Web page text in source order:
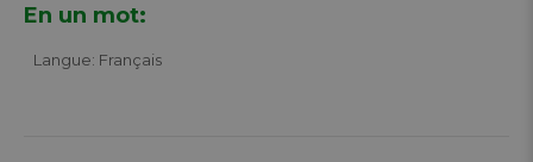
En un mot:
Langue: Français